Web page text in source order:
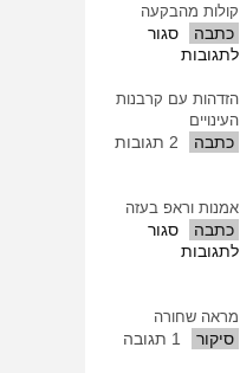
קולות מהבקעה
כתבה
סגור
לתגובותעל
מסאעיד
קולות
הזדהות עם קרבנות
העינויים
כתבה 2 תגובות
אמנות וראפ בעזה
כתבה
סגור
לתגובותעל
בעזה
מראה שחורה
סיקור 1 תגובה